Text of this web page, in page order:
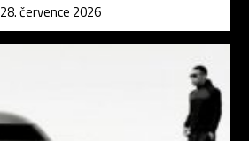
28. července 2026